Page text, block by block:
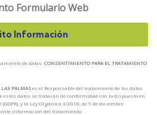
Formulario Web
Información
de datos:CONSENTIMIENTO PARA EL TRATAMIENTO
LAS PALMASes el Responsable del tratamiento de los datos
datos se tratarán de conformidad con lo dispuesto en
y la Ley Orgánica 3/2018, de 5 de diciembre
información del tratamiento: